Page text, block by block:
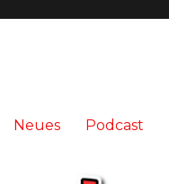
Neues Podcast